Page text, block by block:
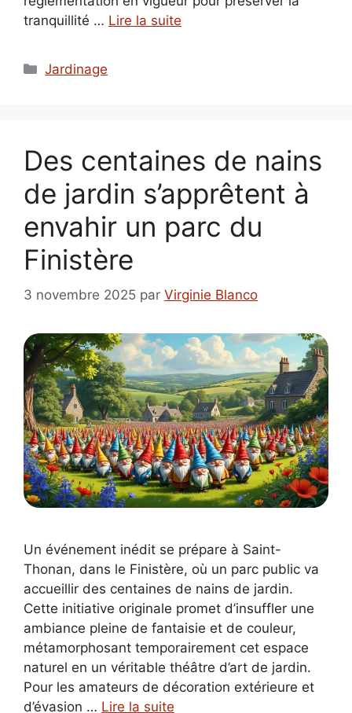
tranquillité … Lire la suite
Catégories
Jardinage
Des centaines de nains
de jardin s’apprêtent à
envahir un parc du
Finistère
3 novembre 2025 par Virginie Blanco
Un événement inédit se prépare à Saint-
Thonan, dans le Finistère, où un parc public va
accueillir des centaines de nains de jardin.
Cette initiative originale promet d’insuffler une
ambiance pleine de fantaisie et de couleur,
métamorphosant temporairement cet espace
naturel en un véritable théâtre d’art de jardin.
Pour les amateurs de décoration extérieure et
d’évasion … Lire la suite